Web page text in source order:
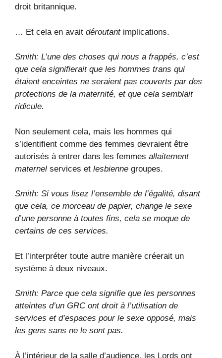
droit britannique.
… Et cela en avait déroutant implications.
Smith: L’une des choses qui nous a frappés, c’est
que cela signifierait que les hommes trans qui
étaient enceintes ne seraient pas couverts par des
protections de la maternité, et que cela semblait
ridicule.
Non seulement cela, mais les hommes qui
s’identifient comme des femmes devraient être
autorisés à entrer dans les femmes allaitement
maternel services et lesbienne groupes.
Smith: Si vous lisez l’ensemble de l’égalité, disant
que cela, ce morceau de papier, change le sexe
d’une personne à toutes fins, cela se moque de
certains de ces services.
Et l’interpréter toute autre manière créerait un
système à deux niveaux.
Smith: Parce que cela signifie que les personnes
atteintes d’un GRC ont droit à l’utilisation de
services et d’espaces pour le sexe opposé, mais
les gens sans ne le sont pas.
À l’intérieur de la salle d’audience, les Lords ont